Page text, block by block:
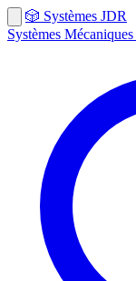
🎲 Systèmes JDR
Systèmes Mécaniques